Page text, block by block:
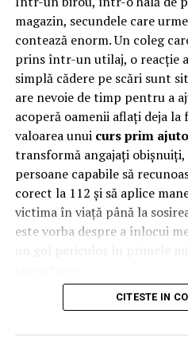
De ce sa alegi pantofii sport
magazin, secundele care
contează enorm. Un coleg
prins într-un utilaj, o reacție
simplă cădere pe scări sunt
are nevoie de timp pentru a
acoperă oamenii aflați deja
valoarea unui curs prim
transformă angajați
persoane capabile să
corect la 112 și să aplice
victima în viață până la
este vorba despre a înlocui
De ce contează
la locul de muncă
CITESTE IN